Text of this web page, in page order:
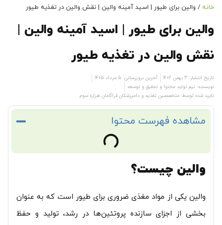
خانه / والین برای طیور | اسید آمینه والین | نقش والین در تغذیه طیور
والین برای طیور | اسید آمینه والین |
نقش والین در تغذیه طیور
تاریخ انتشار: 3 بهمن 1402
آخرین بروزرسانی: 5 مرداد 1405
نویسنده: تیم تولید محتوا و تحقیق و توسعه
تایید شده توسط: متخصصین تغذیه و دامپزشکان فراگامان هزاره سوم
مشاهده فهرست محتوا
والین چیست؟
والین یکی از مواد مغذی ضروری برای طیور است که به عنوان
بخشی از اجزای سازنده پروتئین‌ها در رشد، تولید و حفظ